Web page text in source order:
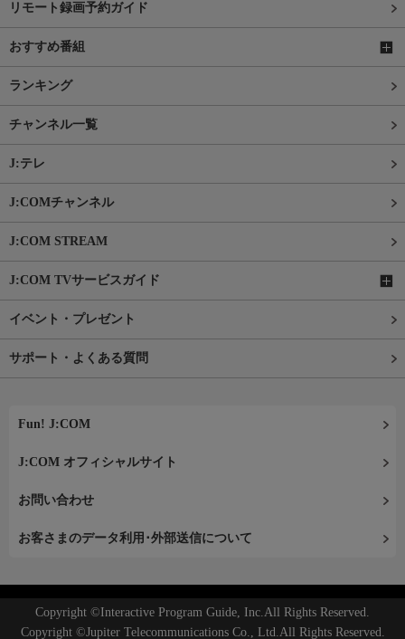
リモート録画予約ガイド
おすすめ番組
ランキング
チャンネル一覧
J:テレ
J:COMチャンネル
J:COM STREAM
J:COM TVサービスガイド
イベント・プレゼント
サポート・よくある質問
Fun! J:COM
J:COM オフィシャルサイト
お問い合わせ
お客さまのデータ利用･外部送信について
Copyright ©Interactive Program Guide, Inc.All Rights Reserved.
Copyright ©Jupiter Telecommunications Co., Ltd.All Rights Reserved.